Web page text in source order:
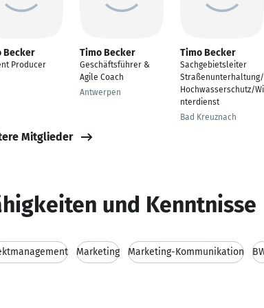
Becker
Producer
Timo Becker
Geschäftsführer &
Agile Coach
Antwerpen
Timo Becker
Sachgebietsleiter
Straßenunterhaltung/
Hochwasserschutz/Wi
nterdienst
Bad Kreuznach
Mitglieder
und Kenntnisse
Marketing Marketing-Kommunikation